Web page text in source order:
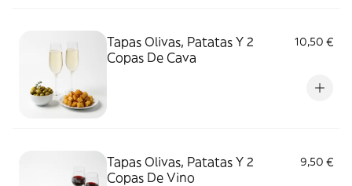
Tapas Olivas, Patatas Y 2
Copas De Cava
10,50 €
Tapas Olivas, Patatas Y 2
Copas De Vino
9,50 €